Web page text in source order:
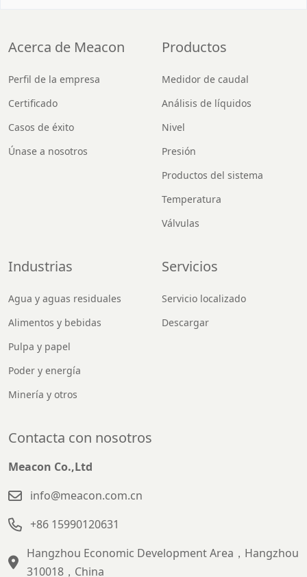
Acerca de Meacon
Perfil de la empresa
Certificado
Casos de éxito
Únase a nosotros
Productos
Medidor de caudal
Análisis de líquidos
Nivel
Presión
Productos del sistema
Temperatura
Válvulas
Industrias
Agua y aguas residuales
Alimentos y bebidas
Pulpa y papel
Poder y energía
Minería y otros
Servicios
Servicio localizado
Descargar
Contacta con nosotros
Meacon Co.,Ltd
info@meacon.com.cn
+86 15990120631
Hangzhou Economic Development Area，Hangzhou
310018，China